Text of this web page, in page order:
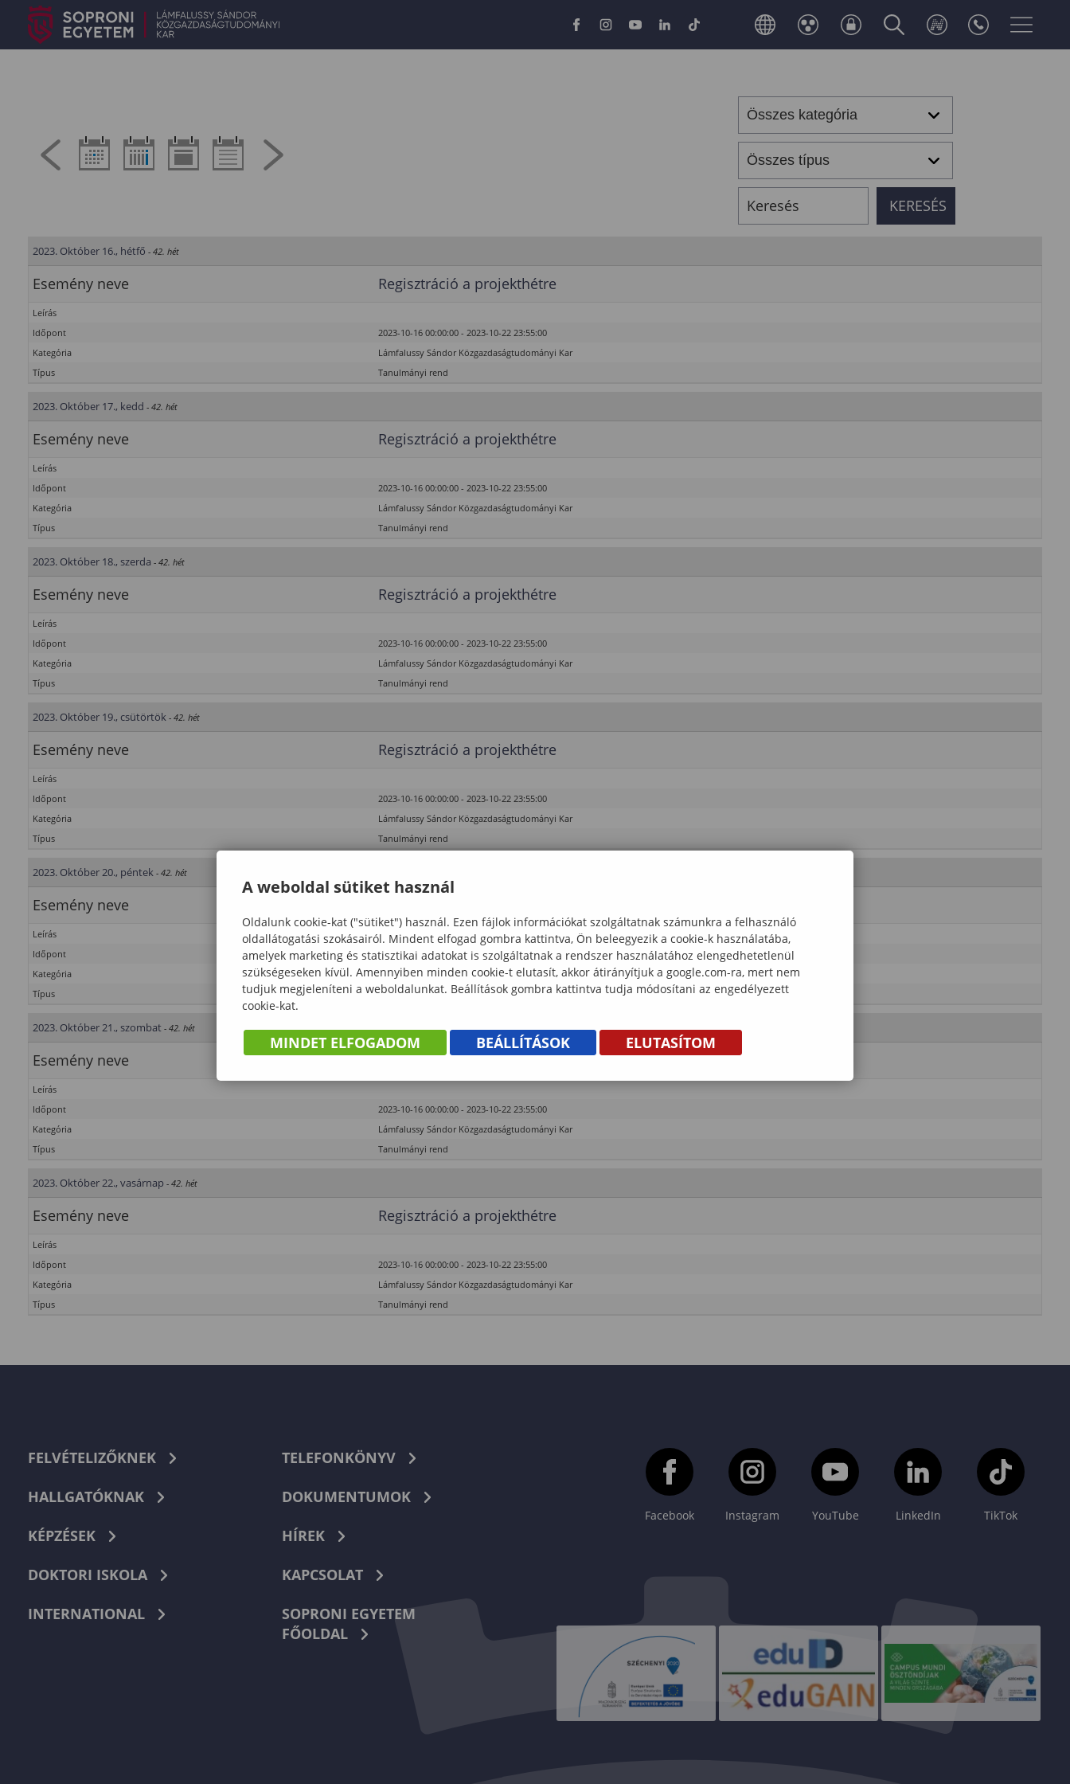
2023. Október 16., hétfő - 42. hét
Esemény neve Regisztráció a projekthétre
Leírás
Időpont
2023-10-16 00:00:00 - 2023-10-22 23:55:00
Kategória
Lámfalussy Sándor Közgazdaságtudományi Kar
Típus
Tanulmányi rend
2023. Október 17., kedd - 42. hét
Esemény neve Regisztráció a projekthétre
Leírás
Időpont
2023-10-16 00:00:00 - 2023-10-22 23:55:00
Kategória
Lámfalussy Sándor Közgazdaságtudományi Kar
Típus
Tanulmányi rend
2023. Október 18., szerda - 42. hét
Esemény neve Regisztráció a projekthétre
Leírás
Időpont
2023-10-16 00:00:00 - 2023-10-22 23:55:00
Kategória
Lámfalussy Sándor Közgazdaságtudományi Kar
Típus
Tanulmányi rend
2023. Október 19., csütörtök - 42. hét
Esemény neve Regisztráció a projekthétre
Leírás
Időpont
2023-10-16 00:00:00 - 2023-10-22 23:55:00
Kategória
Lámfalussy Sándor Közgazdaságtudományi Kar
Típus
Tanulmányi rend
2023. Október 20., péntek - 42. hét
Esemény neve
Leírás
Időpont
2023-10-16 00:00:00 - 2023-10-22 23:55:00
Kategória
Lámfalussy Sándor Közgazdaságtudományi Kar
Típus
Tanulmányi rend
2023. Október 21., szombat - 42. hét
Esemény neve Regisztráció a projekthétre
Leírás
Időpont
2023-10-16 00:00:00 - 2023-10-22 23:55:00
Kategória
Lámfalussy Sándor Közgazdaságtudományi Kar
Típus
Tanulmányi rend
2023. Október 22., vasárnap - 42. hét
Esemény neve Regisztráció a projekthétre
Leírás
Időpont
2023-10-16 00:00:00 - 2023-10-22 23:55:00
Kategória
Lámfalussy Sándor Közgazdaságtudományi Kar
Típus
Tanulmányi rend
FELVÉTELIZŐKNEK
HALLGATÓKNAK
KÉPZÉSEK
DOKTORI ISKOLA
INTERNATIONAL
TELEFONKÖNYV
DOKUMENTUMOK
HÍREK
KAPCSOLAT
SOPRONI EGYETEM
FŐOLDAL
Facebook Instagram YouTube LinkedIn TikTok
A weboldal sütiket használ
Oldalunk cookie-kat ("sütiket") használ. Ezen fájlok információkat szolgáltatnak számunkra a felhasználó
oldallátogatási szokásairól. Mindent elfogad gombra kattintva, Ön beleegyezik a cookie-k használatába,
amelyek marketing és statisztikai adatokat is szolgáltatnak a rendszer használatához elengedhetetlenül
szükségeseken kívül. Amennyiben minden cookie-t elutasít, akkor átirányítjuk a google.com-ra, mert nem
tudjuk megjeleníteni a weboldalunkat. Beállítások gombra kattintva tudja módosítani az engedélyezett
cookie-kat.
MINDET ELFOGADOM BEÁLLÍTÁSOK ELUTASÍTOM